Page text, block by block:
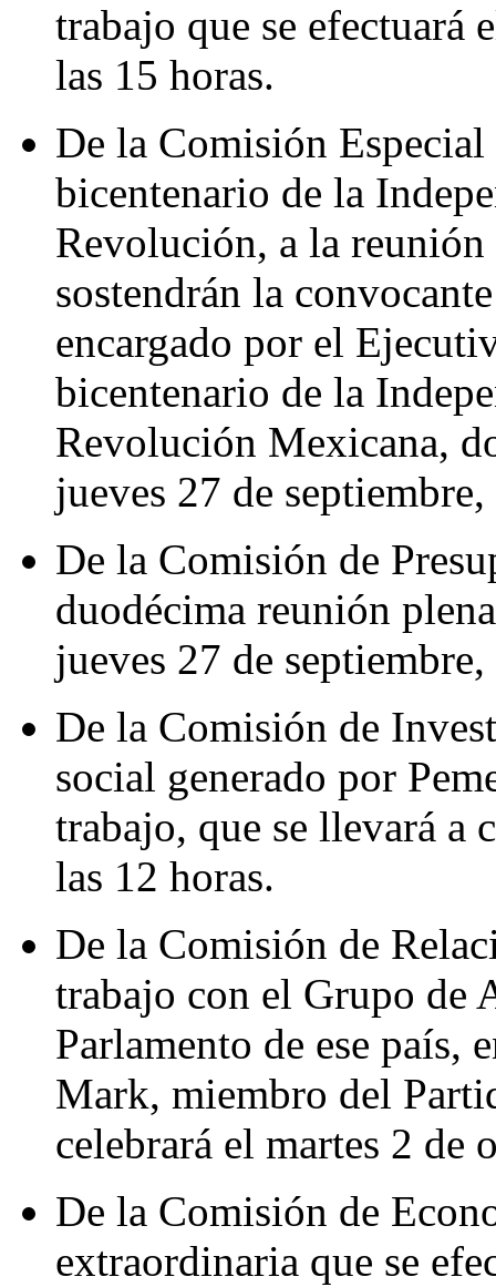
trabajo que se efectuará
las 15 horas.
De la Comisión
bicentenario de la
Revolución, a la
sostendrán la
encargado por el
bicentenario de la
Revolución Mexicana,
jueves 27 de
De la Comisión de
duodécima reunión
jueves 27 de
De la Comisión de
social generado por
trabajo, que se llevará a
las 12 horas.
De la Comisión de
trabajo con el Grupo de
Parlamento de ese país,
Mark, miembro del
celebrará el martes 2 de
De la Comisión de
extraordinaria que se